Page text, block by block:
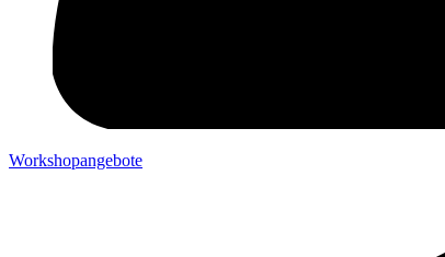
Workshopangebote